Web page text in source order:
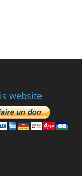
website